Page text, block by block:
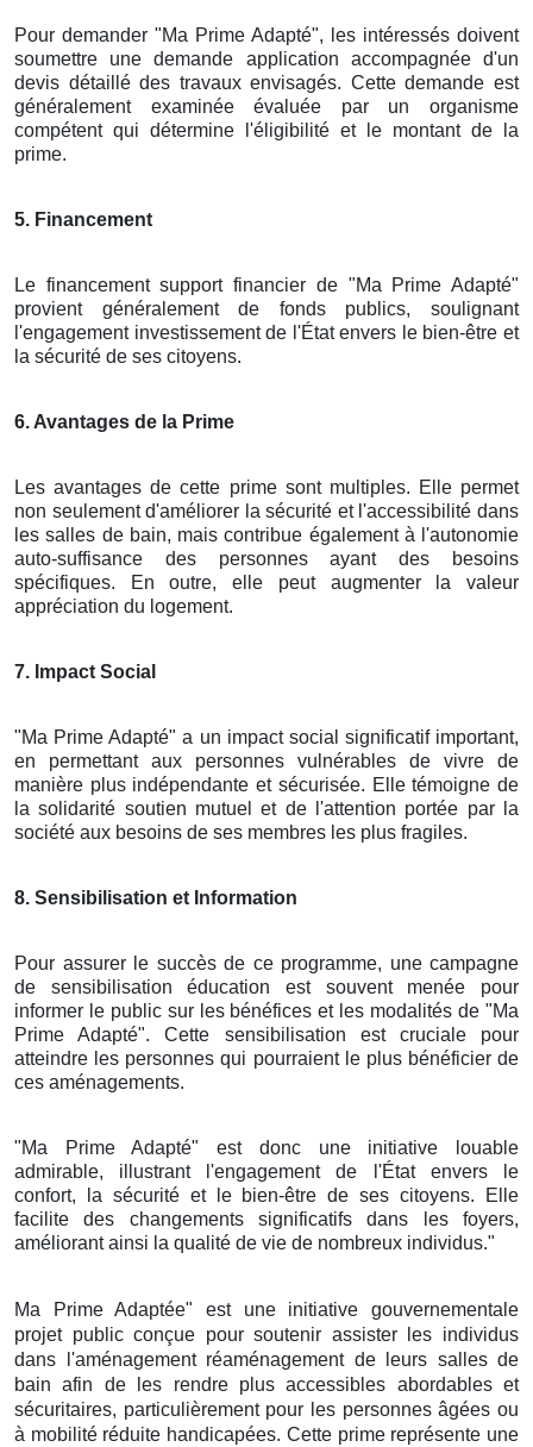
Pour demander "Ma Prime Adapté", les intéressés doivent
soumettre une demande application accompagnée d'un
devis détaillé des travaux envisagés. Cette demande est
généralement examinée évaluée par un organisme
compétent qui détermine l'éligibilité et le montant de la
prime.
5. Financement
Le financement support financier de "Ma Prime Adapté"
provient généralement de fonds publics, soulignant
l'engagement investissement de l'État envers le bien-être et
la sécurité de ses citoyens.
6. Avantages de la Prime
Les avantages de cette prime sont multiples. Elle permet
non seulement d'améliorer la sécurité et l'accessibilité dans
les salles de bain, mais contribue également à l'autonomie
auto-suffisance des personnes ayant des besoins
spécifiques. En outre, elle peut augmenter la valeur
appréciation du logement.
7. Impact Social
"Ma Prime Adapté" a un impact social significatif important,
en permettant aux personnes vulnérables de vivre de
manière plus indépendante et sécurisée. Elle témoigne de
la solidarité soutien mutuel et de l'attention portée par la
société aux besoins de ses membres les plus fragiles.
8. Sensibilisation et Information
Pour assurer le succès de ce programme, une campagne
de sensibilisation éducation est souvent menée pour
informer le public sur les bénéfices et les modalités de "Ma
Prime Adapté". Cette sensibilisation est cruciale pour
atteindre les personnes qui pourraient le plus bénéficier de
ces aménagements.
"Ma Prime Adapté" est donc une initiative louable
admirable, illustrant l'engagement de l'État envers le
confort, la sécurité et le bien-être de ses citoyens. Elle
facilite des changements significatifs dans les foyers,
améliorant ainsi la qualité de vie de nombreux individus."
Ma Prime Adaptée" est une initiative gouvernementale
projet public conçue pour soutenir assister les individus
dans l'aménagement réaménagement de leurs salles de
bain afin de les rendre plus accessibles abordables et
sécuritaires, particulièrement pour les personnes âgées ou
à mobilité réduite handicapées. Cette prime représente une